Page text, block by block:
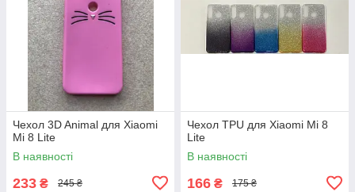
Чехол 3D Animal для Xiaomi
Mi 8 Lite
В наявності
233 ₴ 245 ₴
Чехол TPU для Xiaomi Mi 8
Lite
В наявності
166 ₴ 175 ₴